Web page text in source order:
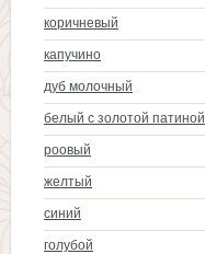
коричневый
капучино
дуб молочный
белый с золотой патиной
роовый
желтый
синий
голубой